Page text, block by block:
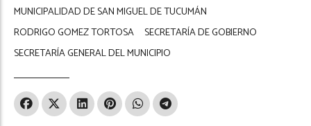
MUNICIPALIDAD DE SAN MIGUEL DE TUCUMÁN
RODRIGO GOMEZ TORTOSA
SECRETARÍA DE GOBIERNO
SECRETARÍA GENERAL DEL MUNICIPIO